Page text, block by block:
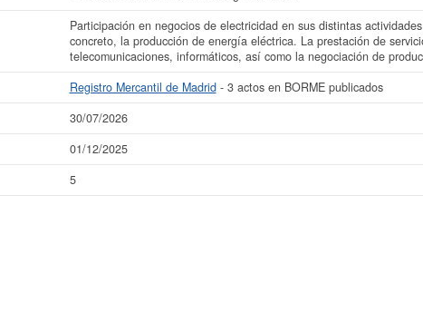
Participación en negocios de electricidad en sus distintas
concreto, la producción de energía eléctrica. La prestación de
telecomunicaciones, informáticos, así como la negociación de
Registro Mercantil de Madrid- 3 actos en BORME publicados
30/07/2026
01/12/2025
5